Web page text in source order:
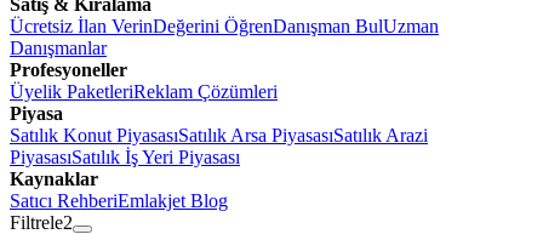
Satış & Kiralama
Ücretsiz İlan VerinDeğerini ÖğrenDanışman BulUzman
Danışmanlar
Profesyoneller
Üyelik PaketleriReklam Çözümleri
Piyasa
Satılık Konut PiyasasıSatılık Arsa PiyasasıSatılık Arazi
PiyasasıSatılık İş Yeri Piyasası
Kaynaklar
Satıcı RehberiEmlakjet Blog
Filtrele2